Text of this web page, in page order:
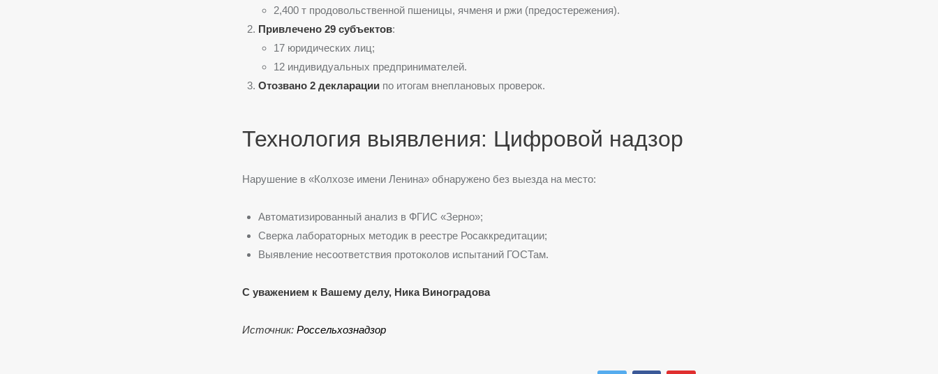
2,400 т продовольственной пшеницы, ячменя и ржи (предостережения).
Привлечено 29 субъектов:
17 юридических лиц;
12 индивидуальных предпринимателей.
Отозвано 2 декларациипо итогам внеплановых проверок.
Технология выявления: Цифровой надзор
Нарушение в «Колхозе имени Ленина» обнаружено без выезда на место:
Автоматизированный анализ в ФГИС «Зерно»;
Сверка лабораторных методик в реестре Росаккредитации;
Выявление несоответствия протоколов испытаний ГОСТам.
С уважением к Вашему делу, Ника Виноградова
Источник: Россельхознадзор